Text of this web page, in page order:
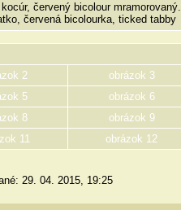
červený bicolour mramorovaný.
červená bicolourka, ticked tabby
2
obrázok 3
5
obrázok 6
8
obrázok 9
11 obrázok 12
29. 04. 2015, 19:25